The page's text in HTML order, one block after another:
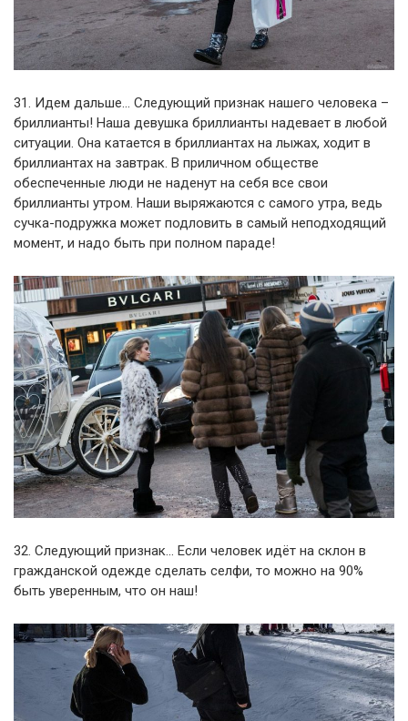
31. Идем дальше… Следующий признак нашего человека –
бриллианты! Наша девушка бриллианты надевает в любой
ситуации. Она катается в бриллиантах на лыжах, ходит в
бриллиантах на завтрак. В приличном обществе
обеспеченные люди не наденут на себя все свои
бриллианты утром. Наши выряжаются с самого утра, ведь
сучка-подружка может подловить в самый неподходящий
момент, и надо быть при полном параде!
32. Следующий признак… Если человек идёт на склон в
гражданской одежде сделать селфи, то можно на 90%
быть уверенным, что он наш!